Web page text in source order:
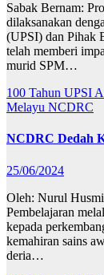
Sabak Bernam:
dilaksanakan
(UPSI) dan Pihak
telah memberi
murid SPM…
100 Tahun UPSI
Melayu NCDRC
NCDRC Dedah
25/06/2024
Oleh: Nurul
Pembelajaran
kepada
kemahiran sains
deria…